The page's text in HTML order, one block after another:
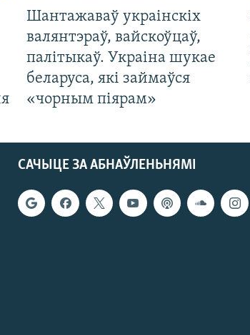
Шантажаваў украінскіх
валянтэраў, вайскоўцаў,
палітыкаў. Украіна шукае
беларуса, які займаўся
«чорным піярам»
САЧЫЦЕ ЗА АБНАЎЛЕНЬНЯМІ